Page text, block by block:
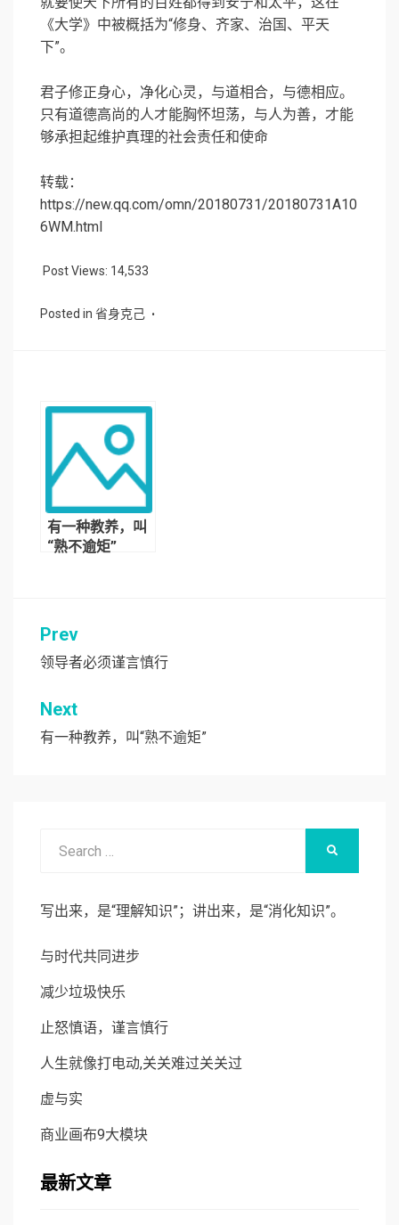
《大学》中被概括为“修身、齐家、治国、平天
下”。
君子修正身心，净化心灵，与道相合，与德相应。
只有道德高尚的人才能胸怀坦荡，与人为善，才能
够承担起维护真理的社会责任和使命
转载：
https://new.qq.com/omn/20180731/20180731A10
6WM.html
Post Views: 14,533
Posted in 省身克己
有一种教养，叫
“熟不逾矩”
文
章
导
航
Prev
领导者必须谨言慎行
Next
有一种教养，叫“熟不逾矩”
写出来，是“理解知识”；讲出来，是“消化知识”。
与时代共同进步
减少垃圾快乐
止怒慎语，谨言慎行
人生就像打电动,关关难过关关过
虚与实
商业画布9大模块
最新文章